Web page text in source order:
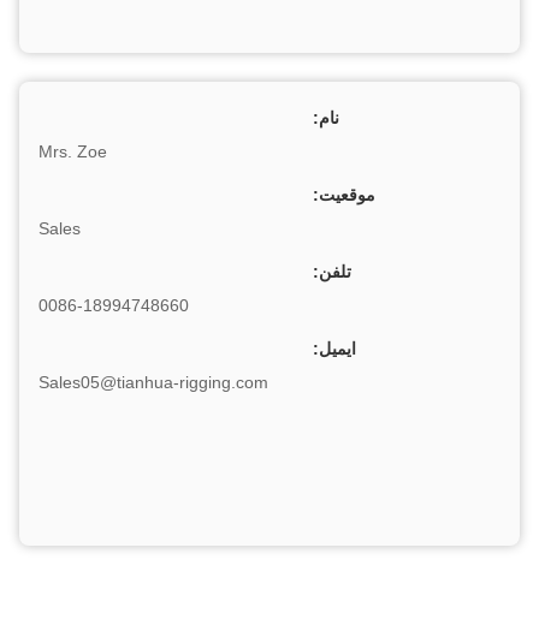
نام:
Mrs. Zoe
موقعیت:
Sales
تلفن:
0086-18994748660
ایمیل:
Sales05@tianhua-rigging.com